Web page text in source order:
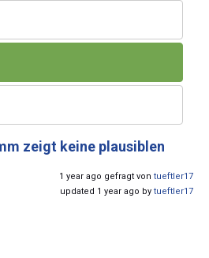
zeigt keine plausiblen
1 year ago gefragt von tueftler17
updated 1 year ago by tueftler17